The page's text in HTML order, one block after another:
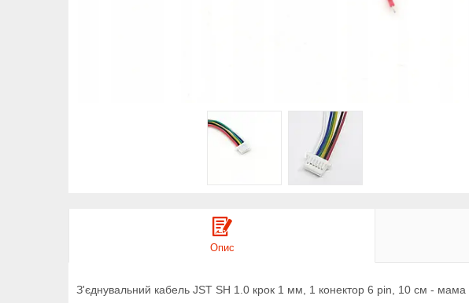
Опис
З'єднувальний кабель JST SH 1.0 крок 1 мм, 1 конектор 6 pin, 10 см - мама